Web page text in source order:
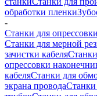
обработки пленки
-
Станки для
Станки для мерной
зачистки кабеля
опрессовки
кабеляСтанки для
экрана проводаСтанки